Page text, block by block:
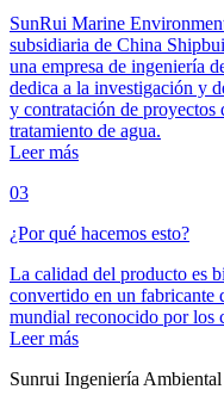
SunRui Marine
subsidiaria de China
una empresa de ingeniería
dedica a la investigación y
y contratación de
tratamiento de agua.
Leer más
03
¿Por qué hacemos esto?
La calidad del producto es
convertido en un fabricante
mundial reconocido por los
Leer más
Sunrui Ingeniería